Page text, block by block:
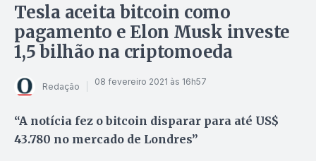
Tesla aceita bitcoin como
pagamento e Elon Musk investe
1,5 bilhão na criptomoeda
Redação 08 fevereiro 2021 às 16h57
“A notícia fez o bitcoin disparar para até US$
43.780 no mercado de Londres”